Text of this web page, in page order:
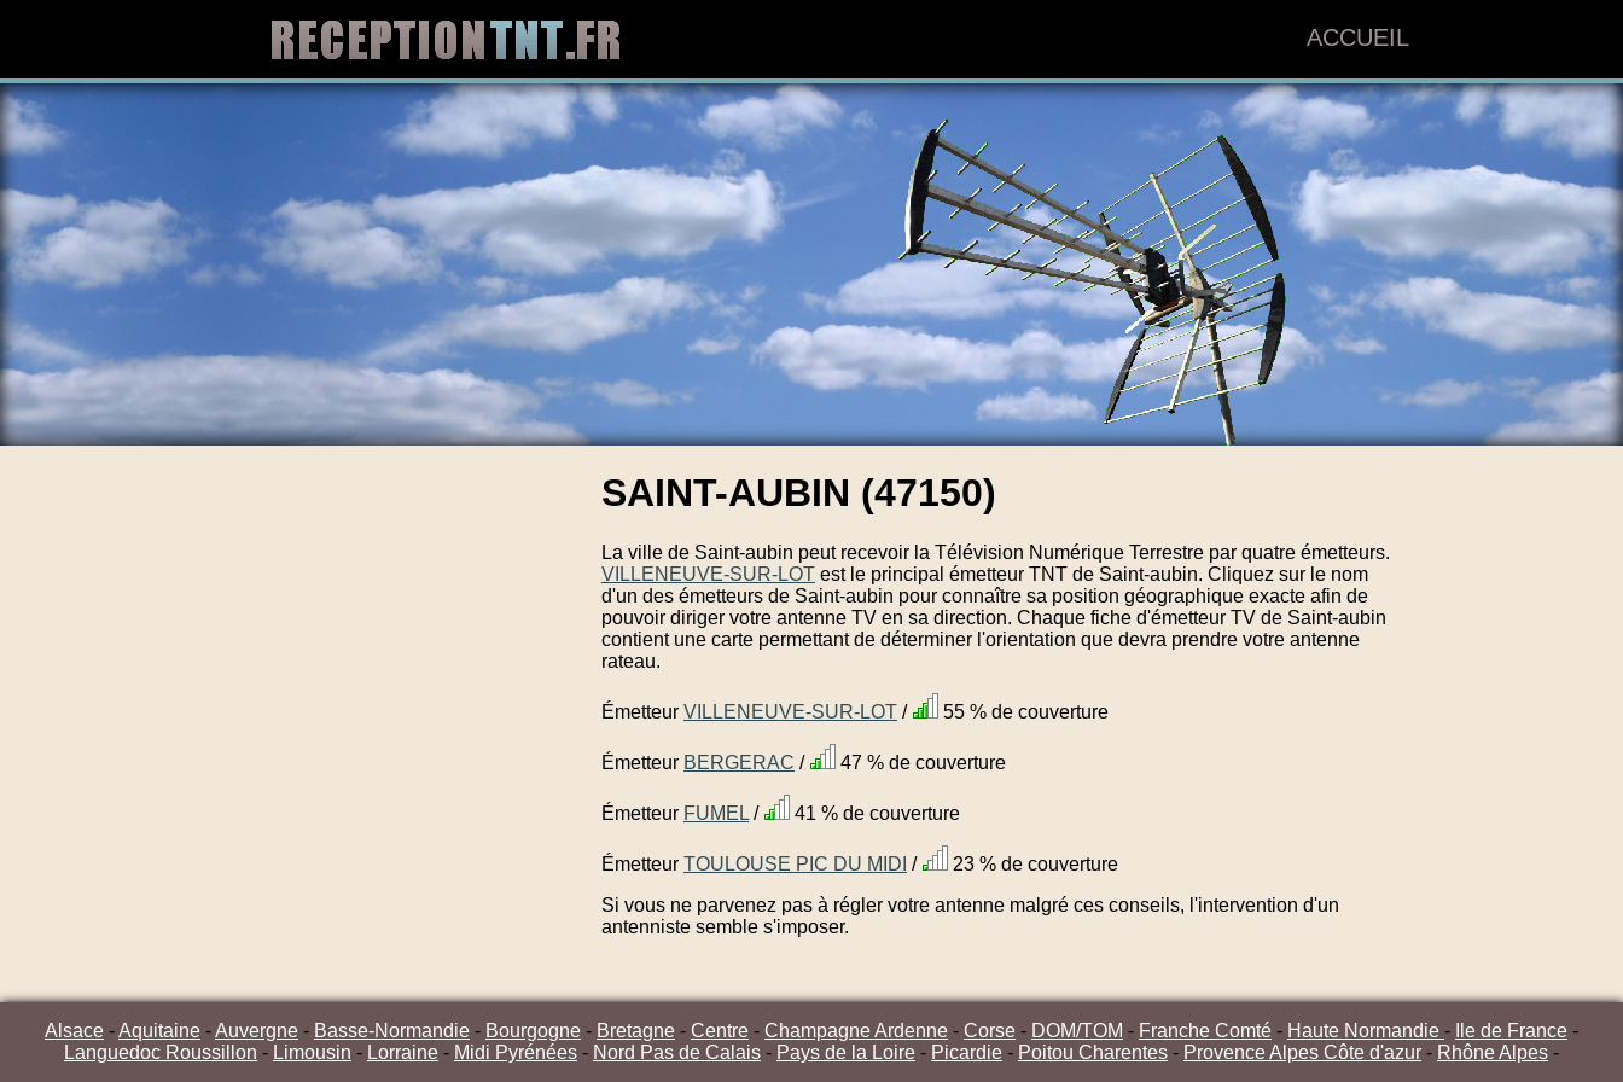
ACCUEIL
SAINT-AUBIN (47150)
La ville de Saint-aubin peut recevoir la Télévision Numérique Terrestre par quatre émetteurs.
VILLENEUVE-SUR-LOT est le principal émetteur TNT de Saint-aubin. Cliquez sur le nom
d'un des émetteurs de Saint-aubin pour connaître sa position géographique exacte afin de
pouvoir diriger votre antenne TV en sa direction. Chaque fiche d'émetteur TV de Saint-aubin
contient une carte permettant de déterminer l'orientation que devra prendre votre antenne
rateau.
Émetteur VILLENEUVE-SUR-LOT / 55 % de couverture
Émetteur BERGERAC / 47 % de couverture
Émetteur FUMEL / 41 % de couverture
Émetteur TOULOUSE PIC DU MIDI /
23 % de couverture
Si vous ne parvenez pas à régler votre antenne malgré ces conseils, l'intervention d'un
antenniste semble s'imposer.
Alsace -Aquitaine -Auvergne - Basse-Normandie - Bourgogne - Bretagne - Centre - Champagne Ardenne - Corse - DOM/TOM - Franche Comté - Haute Normandie - Ile de France -
Languedoc Roussillon - Limousin - Lorraine - Midi Pyrénées - Nord Pas de Calais - Pays de la Loire - Picardie - Poitou Charentes - Provence Alpes Côte d'azur - Rhône Alpes -